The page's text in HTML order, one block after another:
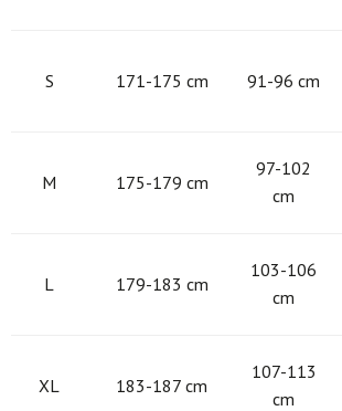
S 171-175 cm 91-96 cm
M 175-179 cm
97-102
cm
L 179-183 cm
103-106
cm
XL 183-187 cm
107-113
cm